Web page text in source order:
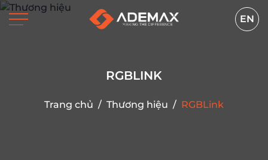
EN
RGBLINK
Trang chủ / Thương hiệu / RGBLink